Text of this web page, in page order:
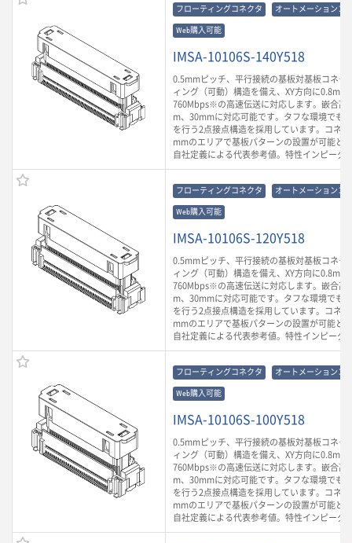
フローティングコネクタ オートメーションコ
Web購入可能
IMSA-10106S-140Y518
0.5mmピッチ、平行接続の基板対基板コネク
ィング（可動）構造を備え、XY方向に
760Mbps※の高速伝送に対応します。嵌合高
m、30mmに対応可能です。タフな環境でも
を行う2点接点構造を採用しています。コネ
mmのエリアで基板パターンの設置が可能と
自社定義による代表参考値。特性インピー
フローティングコネクタ オートメーションコ
Web購入可能
IMSA-10106S-120Y518
0.5mmピッチ、平行接続の基板対基板コネク
ィング（可動）構造を備え、XY方向に
760Mbps※の高速伝送に対応します。嵌合高
m、30mmに対応可能です。タフな環境でも
を行う2点接点構造を採用しています。コネ
mmのエリアで基板パターンの設置が可能と
自社定義による代表参考値。特性インピー
フローティングコネクタ オートメーションコ
Web購入可能
IMSA-10106S-100Y518
0.5mmピッチ、平行接続の基板対基板コネク
ィング（可動）構造を備え、XY方向に
760Mbps※の高速伝送に対応します。嵌合高
m、30mmに対応可能です。タフな環境でも
を行う2点接点構造を採用しています。コネ
mmのエリアで基板パターンの設置が可能と
自社定義による代表参考値。特性インピー